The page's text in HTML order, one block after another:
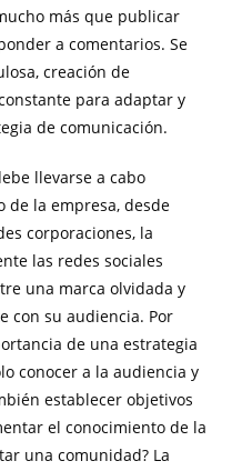
más que publicar
a comentarios. Se
creación de
para adaptar y
de comunicación.
llevarse a cabo
la empresa, desde
corporaciones, la
las redes sociales
una marca olvidada y
con su audiencia. Por
de una estrategia
conocer a la audiencia y
establecer objetivos
el conocimiento de la
una comunidad? La